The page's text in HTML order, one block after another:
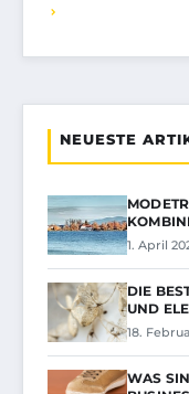
NEUESTE
1. April
DIE
UND
18.
WAS